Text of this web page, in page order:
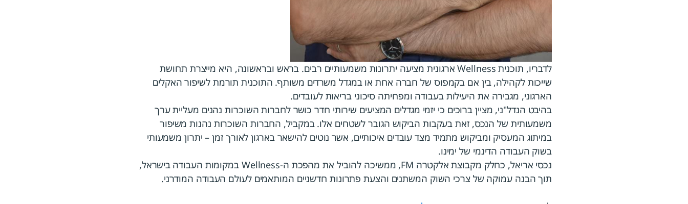
לדבריו, תוכנית Wellness ארגונית מציעה יתרונות משמעותיים רבים. בראש ובראשונה, היא מייצרת תחושת
שייכות לקהילה, בין אם בקמפוס של חברה אחת או במגדל משרדים משותף. התוכנית תורמת לשיפור האקלים
הארגוני, מגבירה את היעילות בעבודה ומפחיתה סיכוני בריאות לעובדים.
בהיבט הנדל"ני, מציין ברוכים כי יזמי מגדלים המציעים שירותי חדר כושר לחברות השוכרות נהנים מעליית ערך
משמעותית של הנכס, זאת בעקבות הביקוש הגובר לשטחים אלו. במקביל, החברות השוכרות נהנות משיפור
במיתוג המעסיק ומביקוש מתמיד מצד עובדים איכותיים, אשר נוטים להישאר בארגון לאורך זמן – יתרון משמעותי
בשוק העבודה הדינמי של ימינו.
נכסי אריאל, כחלק מקבוצת אלקטרה FM, ממשיכה להוביל את מהפכת ה-Wellness במקומות העבודה בישראל,
תוך הבנה עמוקה של צרכי השוק המשתנים והצעת פתרונות חדשניים המותאמים לעולם העבודה המודרני.